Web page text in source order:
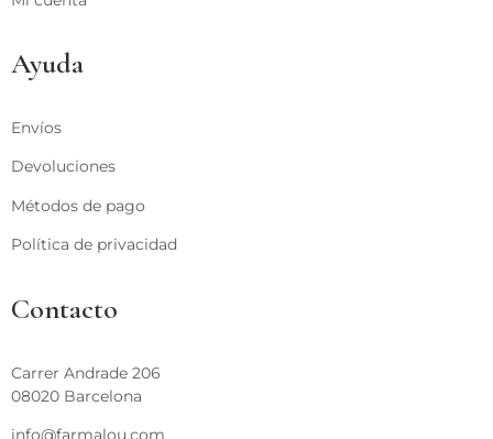
Ayuda
Envíos
Devoluciones
Métodos de pago
Política de privacidad
Contacto
Carrer Andrade 206
08020 Barcelona
info@farmalou.com